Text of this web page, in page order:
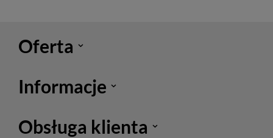
Oferta
Informacje
Obsługa klienta